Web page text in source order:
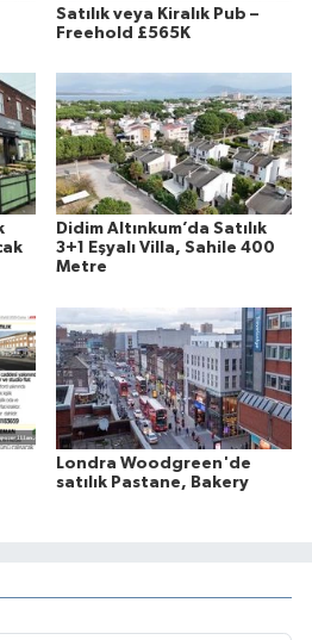
Satılık veya Kiralık Pub –
Freehold £565K
Didim Altınkum’da Satılık
3+1 Eşyalı Villa, Sahile 400
Metre
Londra Woodgreen'de
satılık Pastane, Bakery